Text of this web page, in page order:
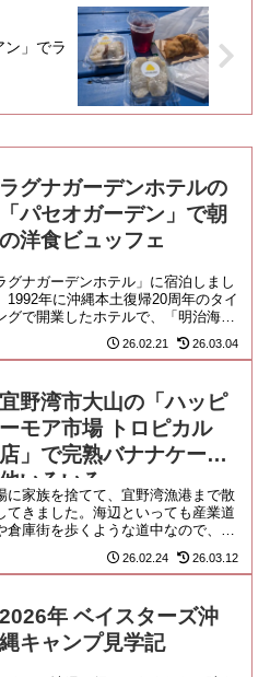
」でラ
ラグナガーデンホテルの
「パセオガーデン」で朝
の洋食ビュッフェ
グナガーデンホテル」に宿泊しまし
1992年に沖縄本土復帰20周年のタイ
グで開業したホテルで、「明治海
の傘下なんだね。「ぎのわん海浜公
でキャンプを行う「横...
26.02.21 26.03.04
宜野湾市大山の「ハッピ
ーモア市場 トロピカル
店」で完熟バナナケーキ
他いろいろ
に家族を捨てて、宜野湾漁港まで散
てきました。海辺といっても産業道
倉庫街を歩くような道中なので、全
しくないんだけどな！港に隣接する
のわんゆいマルシェ」とい...
26.02.24 26.03.12
2026年 ベイスターズ沖
縄キャンプ見学記